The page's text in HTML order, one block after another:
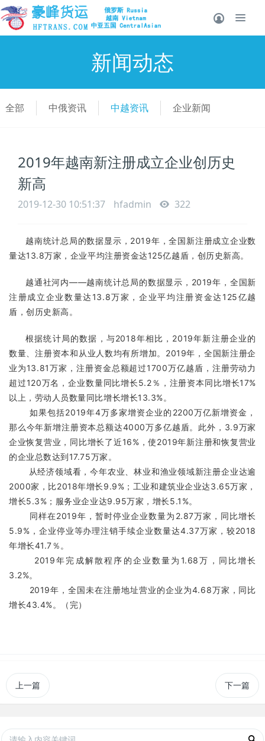
新闻动态
全部 中俄资讯 中越资讯 企业新闻
2019年越南新注册成立企业创历史
新高
2019-12-30 10:51:37 hfadmin 322
越南统计总局的数据显示，2019年，全国新注册成立企业数
量达13.8万家，企业平均注册资金达125亿越盾，创历史新高。
越通社河内——越南统计总局的数据显示，2019年，全国新
注册成立企业数量达13.8万家，企业平均注册资金达125亿越
盾，创历史新高。
根据统计局的数据，与2018年相比，2019年新注册企业的
数量、注册资本和从业人数均有所增加。2019年，全国新注册企
业为13.81万家，注册资金总额超过1700万亿越盾，注册劳动力
超过120万名，企业数量同比增长5.2％，注册资本同比增长17%
以上，劳动人员数量同比增长增长13.3%。
如果包括2019年4万多家增资企业的2200万亿新增资金，
那么今年新增注册资本总额达4000万多亿越盾。此外，3.9万家
企业恢复营业，同比增长了近16%，使2019年新注册和恢复营业
的企业总数达到17.75万家。
从经济领域看，今年农业、林业和渔业领域新注册企业达逾
2000家，比2018年增长9.9%；工业和建筑业企业达3.65万家，
增长5.3%；服务业企业达9.95万家，增长5.1%。
同样在2019年，暂时停业企业数量为2.87万家，同比增长
5.9%，企业停业等办理注销手续企业数量达4.37万家，较2018
年增长41.7％。
2019年完成解散程序的企业数量为1.68万，同比增长
3.2%。
2019年，全国未在注册地址营业的企业为4.68万家，同比
增长43.4%。（完）
上一篇 下一篇